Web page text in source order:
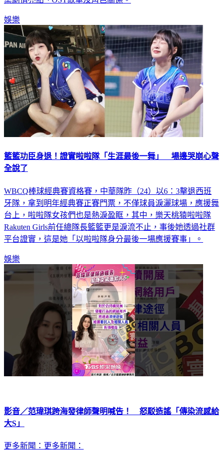
娛樂
籃籃功臣身退！證實啦啦隊「生涯最後一舞」 場邊哭崩心聲
全說了
WBCQ棒球經典賽資格賽，中華隊昨（24）以6：3擊退西班
牙隊，拿到明年經典賽正賽門票，不僅球員淚灑球場，應援舞
台上，啦啦隊女孩們也是熱淚盈眶，其中，樂天桃猿啦啦隊
Rakuten Girls前任總隊長籃籃更是淚流不止，事後她透過社群
平台證實，這是她「以啦啦隊身分最後一場應援賽事」。
娛樂
影音／范瑋琪跨海發律師聲明喊告！ 怒駁造謠「傳染流感給
大S」
更多新聞：更多新聞：